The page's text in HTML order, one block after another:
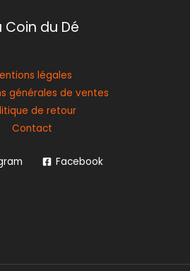
Coin du Dé
légales
générales de ventes
de retour
Contact
Facebook